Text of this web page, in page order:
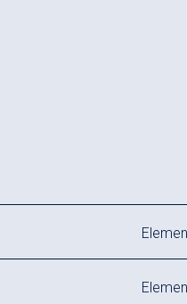
a differenti altezze
grazie al controllo di
movimenti
di tutti gli elementi di
robusta